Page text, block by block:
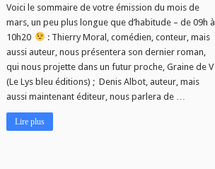
Voici le sommaire de votre émission du mois de
mars, un peu plus longue que d’habitude – de 09h à
10h20
: Thierry Moral, comédien, conteur, mais
aussi auteur, nous présentera son dernier roman,
qui nous projette dans un futur proche, Graine de V
(Le Lys bleu éditions) ; Denis Albot, auteur, mais
aussi maintenant éditeur, nous parlera de …
Lire plus